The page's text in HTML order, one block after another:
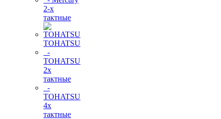
2-х
тактные
TOHATSU
-
TOHATSU
2х
тактные
-
TOHATSU
4х
тактные